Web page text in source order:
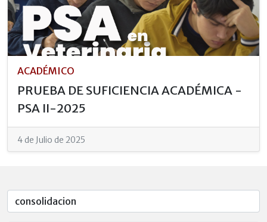
ACADÉMICO
PRUEBA DE SUFICIENCIA ACADÉMICA -
PSA II-2025
4 de Julio de 2025